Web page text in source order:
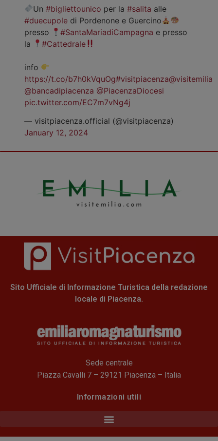
Un#bigliettounico per la#salita alle
#duecupole di Pordenone e Guercino
presso
#SantaMariadiCampagna e presso
la
#Cattedrale
info
https://t.co/b7h0kVquOg#visitpiacenza@visitemilia
@bancadipiacenza @PiacenzaDiocesi
pic.twitter.com/EC7m7vNg4j
— visitpiacenza.official (@visitpiacenza)
January 12, 2024
Sito Ufficiale di Informazione Turistica della redazione
locale di Piacenza.
Sede centrale
Piazza Cavalli 7 – 29121 Piacenza – Italia
Informazioni utili